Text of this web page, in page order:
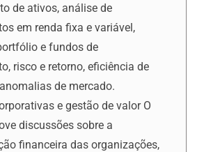
de ativos, análise de
em renda fixa e variável,
e fundos de
risco e retorno, eficiência de
de mercado.
e gestão de valor O
discussões sobre a
financeira das organizações,